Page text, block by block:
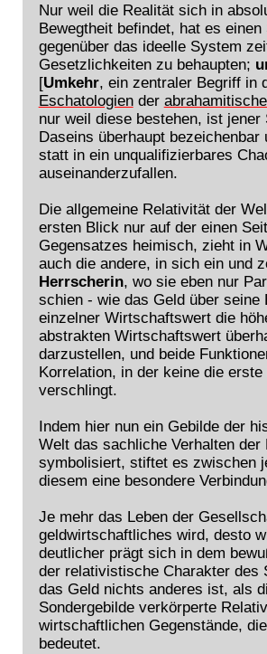
Nur weil die Realität sich in
Bewegtheit befindet, hat es einen
gegenüber das ideelle System
Gesetzlichkeiten zu behaupten;
[Umkehr, ein zentraler Begriff in
Eschatologiender
nur weil diese bestehen, ist jener
Daseins überhaupt bezeichenbar
statt in ein unqualifizierbares
auseinanderzufallen.
Die allgemeine Relativität der
ersten Blick nur auf der einen
Gegensatzes heimisch, zieht in
auch die andere, in sich ein und
Herrscherin, wo sie eben nur
schien - wie das Geld über seine
einzelner Wirtschaftswert die
abstrakten Wirtschaftswert
darzustellen, und beide
Korrelation, in der keine die erste
verschlingt.
Indem hier nun ein Gebilde der
Welt das sachliche Verhalten der
symbolisiert, stiftet es zwischen
diesem eine besondere
Je mehr das Leben der
geldwirtschaftliches wird, desto
deutlicher prägt sich in dem
der relativistische Charakter des
das Geld nichts anderes ist, als
Sondergebilde verkörperte
wirtschaftlichen Gegenstände,
bedeutet.